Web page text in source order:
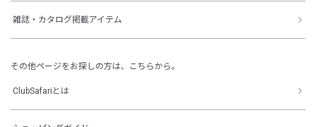
雑誌・カタログ掲載アイテム
その他ページをお探しの方は、こちらから。
ClubSafariとは